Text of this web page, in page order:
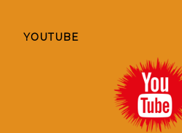
YOUTUBE